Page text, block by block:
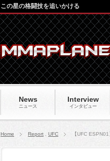
News
ニュース
Interview
インタビュー
この星の格闘技を追いかける
Home Report UFC 【UFC